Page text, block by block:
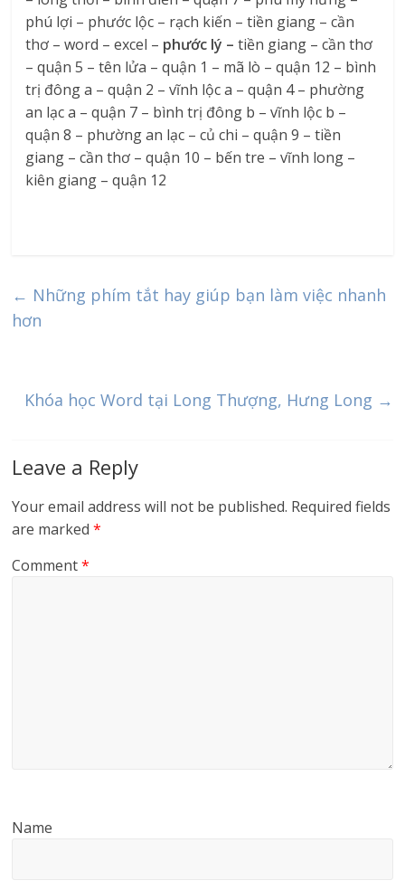
phú lợi – phước lộc – rạch kiến – tiền giang – cần
thơ – word – excel – phước lý – tiền giang – cần thơ
– quận 5 – tên lửa – quận 1 – mã lò – quận 12 – bình
trị đông a – quận 2 – vĩnh lộc a – quận 4 – phường
an lạc a – quận 7 – bình trị đông b – vĩnh lộc b –
quận 8 – phường an lạc – củ chi – quận 9 – tiền
giang – cần thơ – quận 10 – bến tre – vĩnh long –
kiên giang – quận 12
← Những phím tắt hay giúp bạn làm việc nhanh
hơn
Khóa học Word tại Long Thượng, Hưng Long →
Leave a Reply
Your email address will not be published. Required fields
are marked*
Comment*
Name